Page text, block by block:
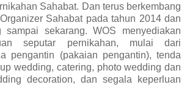
Sahabat. Dan terus berkembang
Sahabat pada tahun 2014 dan
sampai sekarang. WOS menyediakan
seputar pernikahan, mulai dari
pengantin (pakaian pengantin), tenda
wedding, catering, photo wedding dan
decoration, dan segala keperluan